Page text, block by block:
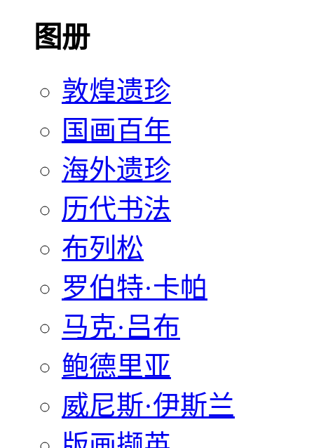
图册
敦煌遗珍
国画百年
海外遗珍
历代书法
布列松
罗伯特·卡帕
马克·吕布
鲍德里亚
威尼斯·伊斯兰